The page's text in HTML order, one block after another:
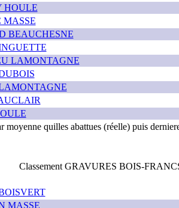
HOULE
BEAUCHESNE
LAMONTAGNE
moyenne quilles abattues (réelle) puis
Classement GRAVURES BOIS-
MASSE